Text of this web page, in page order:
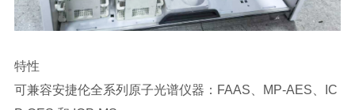
特性
可兼容安捷伦全系列原子光谱仪器：FAAS、MP-AES、IC